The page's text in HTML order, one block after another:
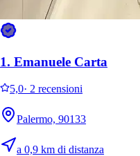
1. Emanuele Carta
5,0· 2 recensioni
Palermo, 90133
a 0,9 km di distanza